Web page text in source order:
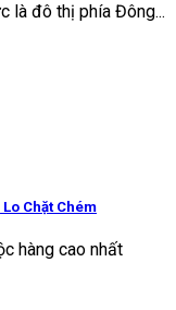
là đô thị phía Đông...
Chặt Chém
hàng cao nhất